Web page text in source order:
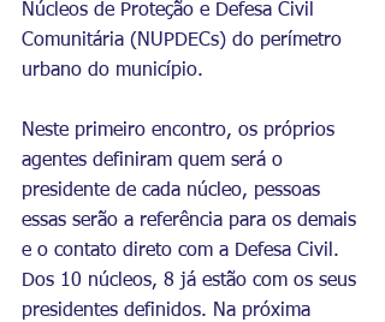
Núcleos de Proteção e Defesa Civil
Comunitária (NUPDECs) do perímetro
urbano do município.
Neste primeiro encontro, os próprios
agentes definiram quem será o
presidente de cada núcleo, pessoas
essas serão a referência para os demais
e o contato direto com a Defesa Civil.
Dos 10 núcleos, 8 já estão com os seus
presidentes definidos. Na próxima